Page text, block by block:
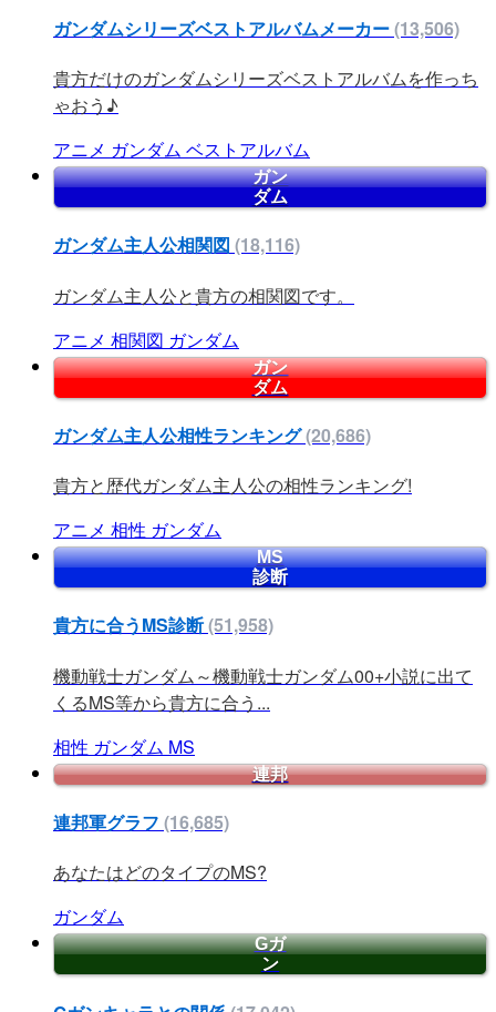
ガンダムシリーズベストアルバムメーカー(13,506)
貴方だけのガンダムシリーズベストアルバムを作っち
ゃおう♪
アニメ ガンダム ベストアルバム
ガン
ダム
ガンダム主人公相関図 (18,116)
ガンダム主人公と貴方の相関図です。
アニメ 相関図 ガンダム
ガン
ダム
ガンダム主人公相性ランキング(20,686)
貴方と歴代ガンダム主人公の相性ランキング!
アニメ 相性 ガンダム
MS
診断
貴方に合うMS診断(51,958)
機動戦士ガンダム～機動戦士ガンダム00+小説に出て
くるMS等から貴方に合う...
相性 ガンダム MS
連邦
連邦軍グラフ (16,685)
あなたはどのタイプのMS?
ガンダム
Gガ
ン